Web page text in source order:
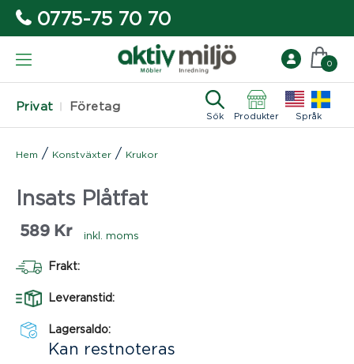
0775-75 70 70
Privat Företag
Sök Produkter Språk
0
Hem / Konstväxter / Krukor
Insats Plåtfat
589 Kr inkl. moms
Frakt:
Leveranstid:
Lagersaldo:
Kan restnoteras